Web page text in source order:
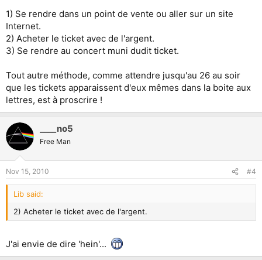
1) Se rendre dans un point de vente ou aller sur un site
Internet.
2) Acheter le ticket avec de l'argent.
3) Se rendre au concert muni dudit ticket.
Tout autre méthode, comme attendre jusqu'au 26 au soir
que les tickets apparaissent d'eux mêmes dans la boite aux
lettres, est à proscrire !
____no5
Free Man
Nov 15, 2010 #4
Lib said:
2) Acheter le ticket avec de l'argent.
J'ai envie de dire 'hein'...